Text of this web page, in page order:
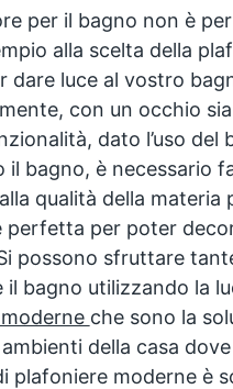
per il bagno non è
alla scelta della
dare luce al vostro
con un occhio
dato l’uso del
il bagno, è necessario
qualità della materia
perfetta per poter
possono sfruttare
bagno utilizzando la
che sono la
della casa
plafoniere moderne è